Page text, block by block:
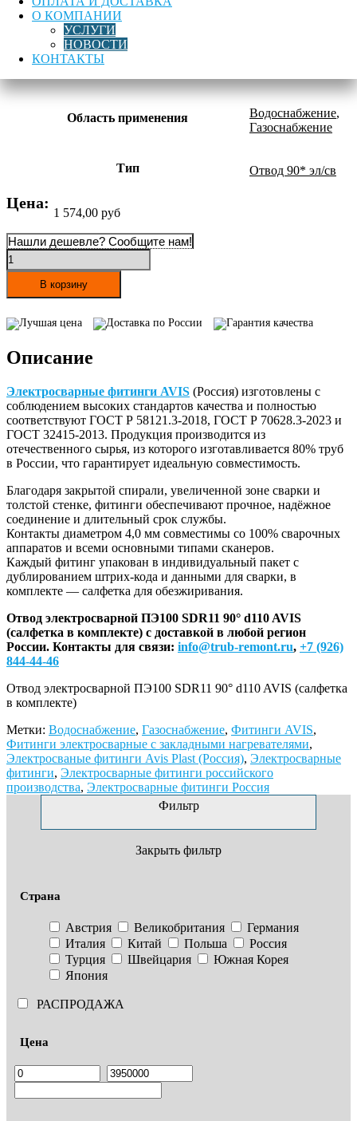
О КОМПАНИИ
УСЛУГИ
НОВОСТИ
КОНТАКТЫ
PN
Материал
Область применения Водоснабжение,
Газоснабжение
Тип Отвод 90* эл/св
Цена:
1 574,00 руб
Нашли дешевле? Сообщите нам!
Количество
товара
электросварной
SDR11
d110
(салфетка
в
комплекте)
В корзину
Лучшая цена Доставка по России Гарантия качества
Описание
Электросварные фитинги AVIS (Россия) изготовлены с
соблюдением высоких стандартов качества и полностью
соответствуют ГОСТ Р 58121.3-2018, ГОСТ Р 70628.3-2023 и
ГОСТ 32415-2013. Продукция производится из
отечественного сырья, из которого изготавливается 80% труб
в России, что гарантирует идеальную совместимость.
Благодаря закрытой спирали, увеличенной зоне сварки и
толстой стенке, фитинги обеспечивают прочное, надёжное
соединение и длительный срок службы.
Контакты диаметром 4,0 мм совместимы со 100% сварочных
аппаратов и всеми основными типами сканеров.
Каждый фитинг упакован в индивидуальный пакет с
дублированием штрих-кода и данными для сварки, в
комплекте — салфетка для обезжиривания.
Отвод электросварной ПЭ100 SDR11 90° d110 AVIS
(салфетка в комплекте) с доставкой в любой регион
России. Контакты для связи: info@trub-remont.ru, +7 (926)
844-44-46
Отвод электросварной ПЭ100 SDR11 90° d110 AVIS (салфетка
в комплекте)
Метки: Водоснабжение, Газоснабжение, Фитинги AVIS,
Фитинги электросварные с закладными нагревателями,
Электросваные фитинги Avis Plast (Россия), Электросварные
фитинги, Электросварные фитинги российского
производства, Электросварные фитинги Россия
Фильтр
Закрыть фильтр
Страна
Австрия Великобритания
Германия
Италия
Китай Польша
Россия
Турция
Швейцария
Южная Корея
Япония
РАСПРОДАЖА
Цена